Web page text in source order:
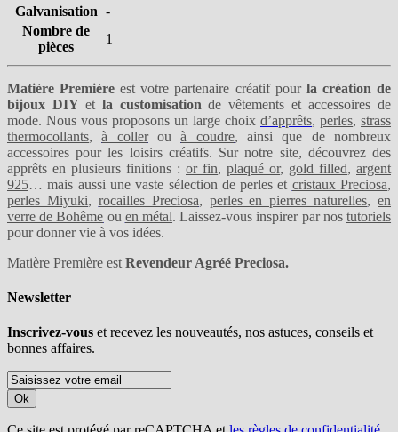
Galvanisation -
Nombre de
pièces
1
Matière Première est votre partenaire créatif pourla création de
bijoux DIY etla customisation de vêtements et accessoires de
mode. Nous vous proposons un large choix d’apprêts, perles, strass
thermocollants,à collerouà coudre, ainsi que de nombreux
accessoires pour les loisirs créatifs. Sur notre site, découvrez des
apprêts en plusieurs finitions : or fin, plaqué or, gold filled, argent
925… mais aussi une vaste sélection de perles et cristaux Preciosa,
perles Miyuki, rocailles Preciosa, perles en pierres naturelles, en
verre de Bohême ou en métal. Laissez-vous inspirer par nostutoriels
pour donner vie à vos idées.
Matière Première est Revendeur Agréé Preciosa.
Newsletter
Inscrivez-vous et recevez les nouveautés, nos astuces, conseils et
bonnes affaires.
Ok